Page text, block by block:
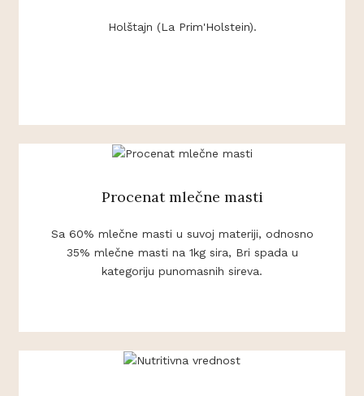
Holštajn (La Prim'Holstein).
Procenat mlečne masti
Sa 60% mlečne masti u suvoj materiji, odnosno
35% mlečne masti na 1kg sira, Bri spada u
kategoriju punomasnih sireva.